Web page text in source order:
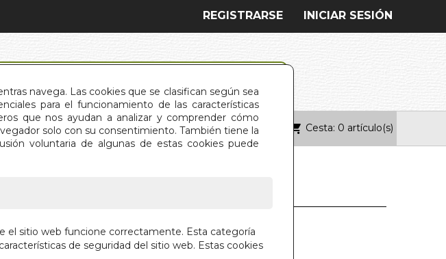
navega. Las cookies que se clasifican según sea
para el funcionamiento de las características
que nos ayudan a analizar y comprender cómo
solo con su consentimiento. También tiene la
voluntaria de algunas de estas cookies puede
el sitio web funcione correctamente. Esta categoría
de seguridad del sitio web. Estas cookies
INICIAR SESIÓN
REGISTRARSE
SOMOS CONTACTO Cesta: 0 artículo(s)
CREAR OPINION PARA
CONTROLAR LA OPINION